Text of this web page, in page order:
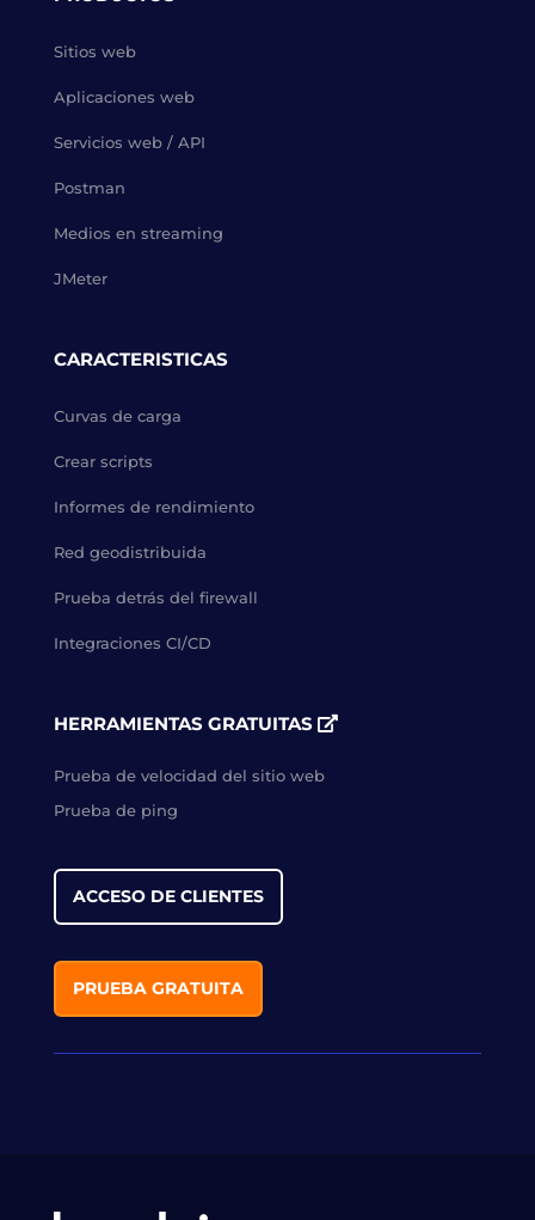
Sitios web
Aplicaciones web
Servicios web / API
Postman
Medios en streaming
JMeter
CARACTERISTICAS
Curvas de carga
Crear scripts
Informes de rendimiento
Red geodistribuida
Prueba detrás del firewall
Integraciones CI/CD
HERRAMIENTAS GRATUITAS
Prueba de velocidad del sitio web
Prueba de ping
ACCESO DE CLIENTES
PRUEBA GRATUITA